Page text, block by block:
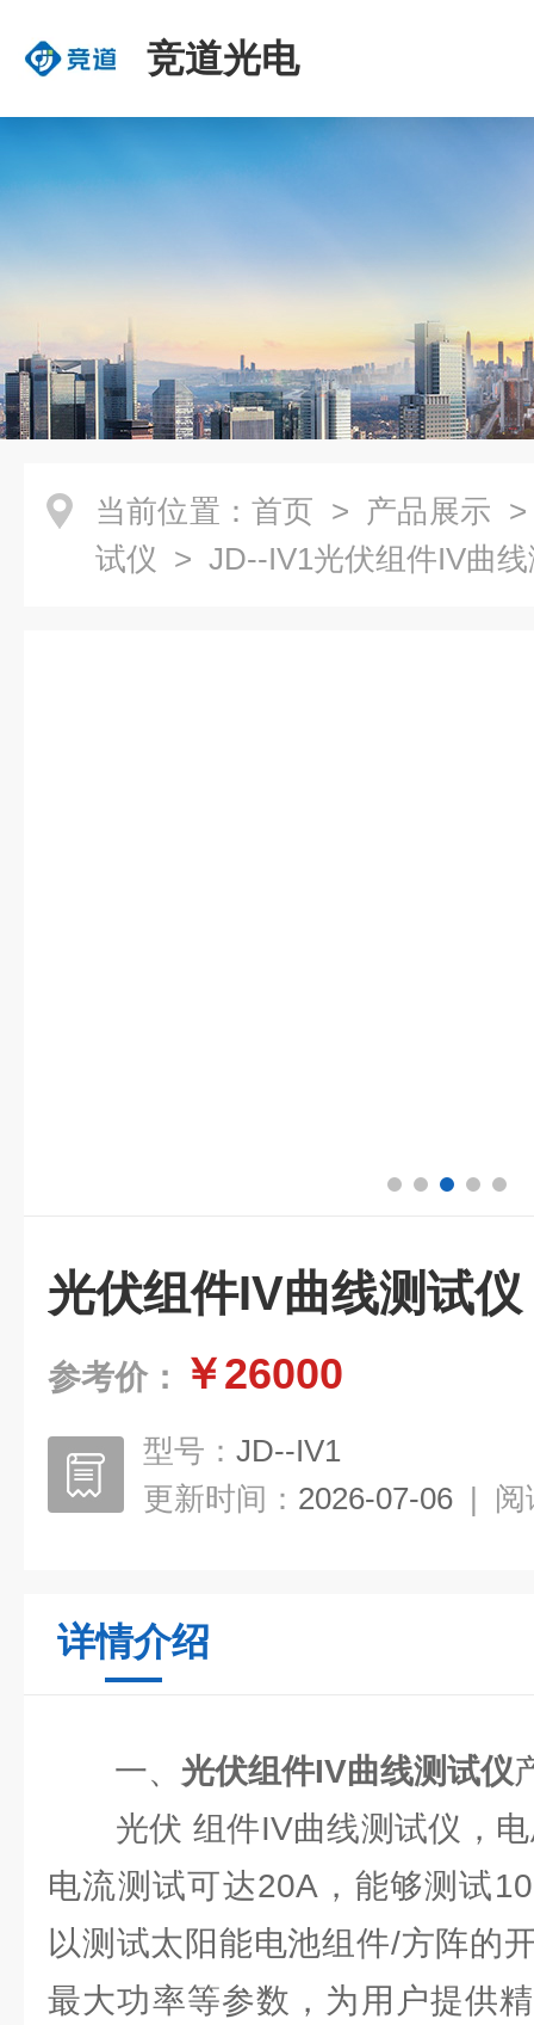
竞道光电
当前位置： 首页 > 产品展示
试仪 > JD--IV1光伏组件IV曲
光伏组件IV曲线测试仪
参考价： ￥26000
型号： JD--IV1
更新时间： 2026-07-06 | 阅
详情介绍
一、 光伏组件IV曲线测试仪
光伏 组件IV曲线测试仪，电
电流测试可达20A，能够测试
以测试太阳能电池组件/方阵的
最大功率等参数，为用户提供